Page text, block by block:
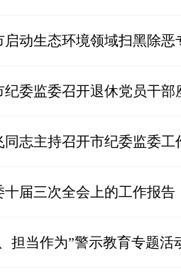
启动生态环境领域扫黑除
纪委监委召开退休党员干部
同志主持召开市纪委监委工
届三次全会上的工作报告
担当作为”警示教育专题活